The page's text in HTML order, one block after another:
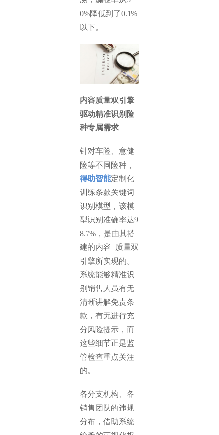
0%降低到了0.1%
以下。
内容质量双引擎
驱动精准识别险
种专属需求
针对车险、意健
险等不同险种，
得助智能定制化
训练条款关键词
识别模型，该模
型识别准确率达9
8.7%，是由其搭
建的内容+质量双
引擎所实现的。
系统能够精准识
别销售人员有无
清晰讲解免责条
款，有无进行充
分风险提示，而
这些细节正是监
管检查重点关注
的。
各分支机构、各
销售团队的违规
分布，借助系统